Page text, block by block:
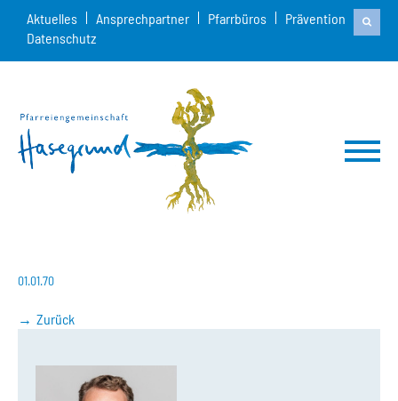
Aktuelles Ansprechpartner Pfarrbüros
Prävention
Datenschutz
01.01.70
Zurück